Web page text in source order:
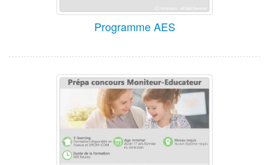
Programme AES